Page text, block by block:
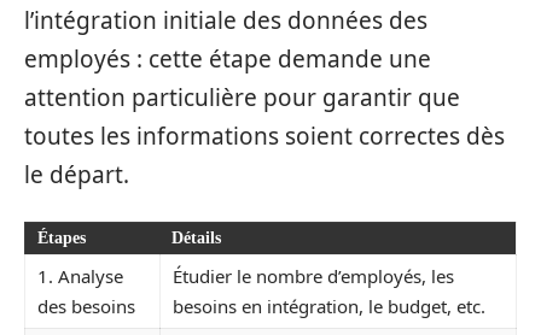
l’intégration initiale des données des
employés : cette étape demande une
attention particulière pour garantir que
toutes les informations soient correctes dès
le départ.
Étapes Détails
1. Analyse
des besoins
Étudier le nombre d’employés, les
besoins en intégration, le budget, etc.